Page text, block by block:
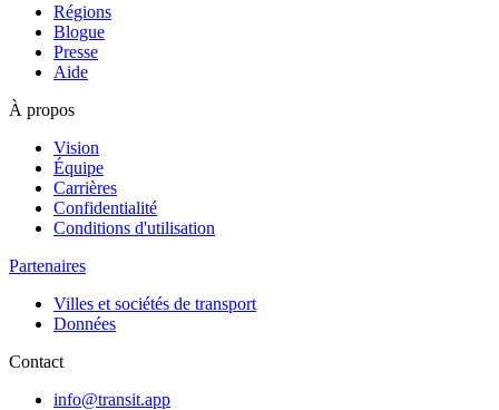
Régions
Blogue
Presse
Aide
À propos
Vision
Équipe
Carrières
Confidentialité
Conditions d'utilisation
Partenaires
Villes et sociétés de transport
Données
Contact
info@transit.app